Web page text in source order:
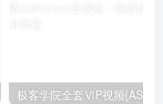
极客学院全套ⅥP视频(AS版)